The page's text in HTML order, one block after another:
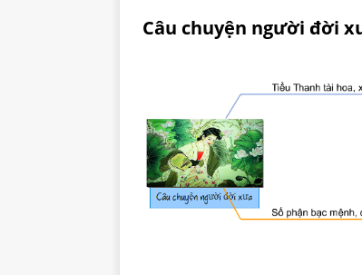
Câu chuyện người đời